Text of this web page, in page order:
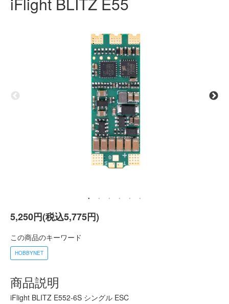
5,250円(税込5,775円)
この商品のキーワード
HOBBYNET
商品説明
iFlight BLITZ E552-6S シングル ESC